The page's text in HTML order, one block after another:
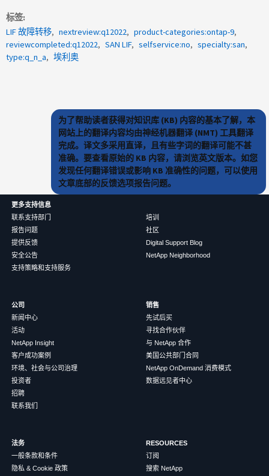
标签
LIF 故障转移
nextreview:q12022
product-categories:ontap-9
reviewcompleted:q12022
SAN LIF selfservice:no
specialty:san
type:q_n_a
埃利奥
为了帮助读者获得对知识库 (KB) 内容的基本了解，本
网站上的翻译内容均由神经机器翻译 (NMT) 工具翻译
完成。译文多采用直译，且有些字词的翻译可能不甚
准确。要查看原始的 KB 内容，请浏览英文版本。如您
发现任何翻译错误或影响 KB 准确性的问题，可以使用
文章底部的反馈选项报告问题。
更多支持信息
联系支持部门
报告问题
提供反馈
安全公告
支持策略和支持服务
培训
社区
Digital Support Blog
NetApp Neighborhood
公司
新闻中心
活动
NetApp Insight
客户成功案例
环境、社会与公司治理
投资者
招聘
联系我们
销售
先试后买
寻找合作伙伴
与 NetApp 合作
美国公共部门合同
NetApp OnDemand 消费模式
数据远见者中心
法务
一般条款和条件
隐私 & Cookie 政策
RESOURCES
订阅
搜索 NetApp